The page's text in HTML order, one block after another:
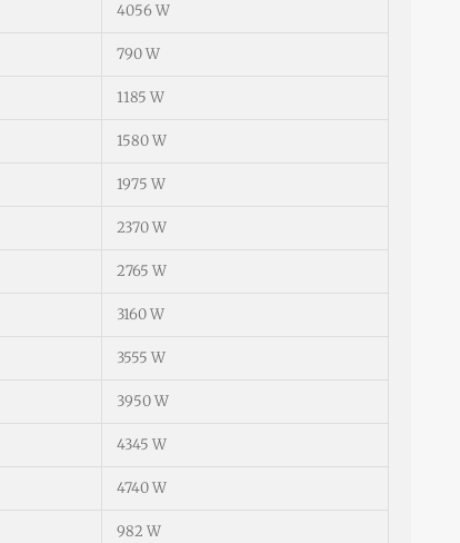
4056 W
790 W
1185 W
1580 W
1975 W
2370 W
2765 W
3160 W
3555 W
3950 W
4345 W
4740 W
982 W